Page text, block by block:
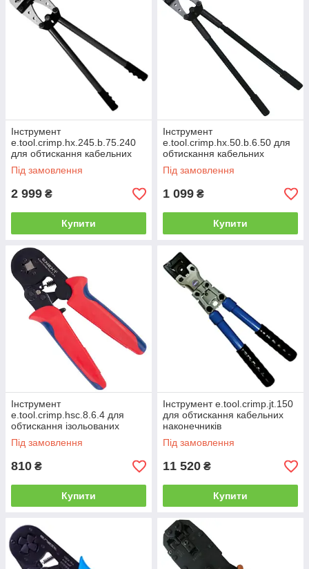
Інструмент
e.tool.crimp.hx.245.b.75.240
для обтискання кабельних
наконечників 70-240 кв.мм
Під замовлення
2 999 ₴
Купити
Інструмент
e.tool.crimp.hx.50.b.6.50 для
обтискання кабельних
наконечників 6-50 кв.мм
Під замовлення
1 099 ₴
Купити
Інструмент
e.tool.crimp.hsc.8.6.4 для
обтискання ізольованих
наконечників 0,08-6 кв.мм
Під замовлення
810 ₴
Купити
Інструмент e.tool.crimp.jt.150
для обтискання кабельних
наконечників
Під замовлення
11 520 ₴
Купити